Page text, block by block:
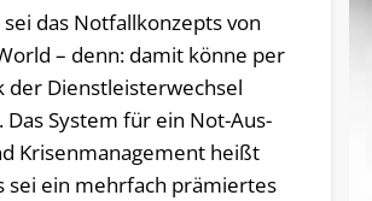
sei das Notfallkonzepts von
– denn: damit könne per
der Dienstleisterwechsel
System für ein Not-Aus-
Krisenmanagement heißt
sei ein mehrfach prämiertes